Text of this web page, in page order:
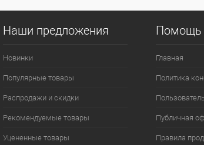
Наши предложения
Новинки
Популярные товары
Распродажи и скидки
Рекомендуемые товары
Уцененные товары
Помощь
Главная
Политика
Публичная
Правила